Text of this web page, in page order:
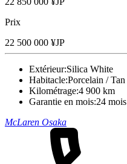
Prix
22 500 000 ¥JP
Extérieur:Silica White
Habitacle:Porcelain / Tan
Kilométrage:4 900 km
Garantie en mois:24 mois
McLaren Osaka